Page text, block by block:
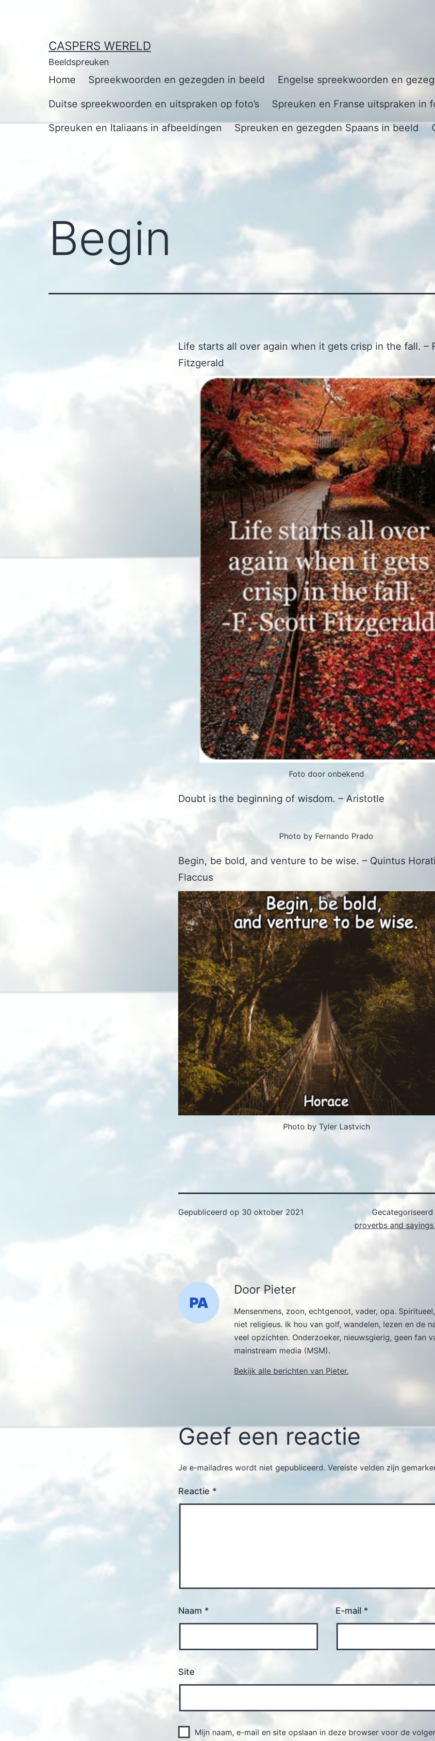
CASPERS WERELD
Beeldspreuken
Home Spreekwoorden en gezegden in beeld Engelse spreekwoorden en
Duitse spreekwoorden en uitspraken op foto’s Spreuken en Franse uitspraken in
Spreuken en Italiaans in afbeeldingen Spreuken en gezegden Spaans in beeld
Begin
Life starts all over again when it gets crisp in the fall. –
Fitzgerald
Foto door onbekend
Doubt is the beginning of wisdom. – Aristotle
Photo by Fernando Prado
Begin, be bold, and venture to be wise. – Quintus
Flaccus
Photo by Tyler Lastvich
Gepubliceerd op 30 oktober 2021
proverbs and
Door Pieter
Mensenmens, zoon, echtgenoot, vader, opa.
niet religieus. Ik hou van golf, wandelen, lezen en de
veel opzichten. Onderzoeker, nieuwsgierig, geen fan
mainstream media (MSM).
Bekijk alle berichten van Pieter.
Geef een reactie
Je e-mailadres wordt niet gepubliceerd. Vereiste velden zijn
Reactie *
Naam * E-mail *
Site
Mijn naam, e-mail en site opslaan in deze browser voor de